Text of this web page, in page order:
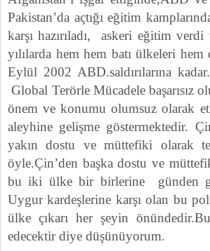
Pakistan’da açtığı eğitim
karşı hazırıladı, askeri eğitim
yılılarda hem hem batı ülkeleri
Eylül 2002 ABD.saldırılarına
Global Terörle Mücadele başarısız
önem ve konumu olumsuz olarak
aleyhine gelişme göstermektedir.
yakın dostu ve müttefiki olarak
öyle.Çin’den başka dostu ve
bu iki ülke bir birlerine günden
Uygur kardeşlerine karşı olan bu
ülke çıkarı her şeyin
edecektir diye düşünüyorum.